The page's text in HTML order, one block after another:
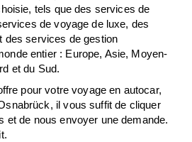
tels que des services de
de voyage de luxe, des
des services de gestion
entier : Europe, Asie, Moyen-
et du Sud.
pour votre voyage en autocar,
il vous suffit de cliquer
et de nous envoyer une demande.